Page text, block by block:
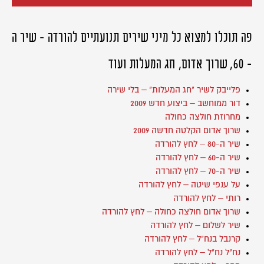
פה תוכלו למצוא כל מיני שירים תנועתיים להורדה - שיר ה
- 60, שרוך אדום, חג המעלות ועוד
פלייבק לשיר "חג המעלות" – בלי שירה
דור ממוחשב – ביצוע חדש 2009
מחרוזת חולצה כחולה
שרוך אדום הקלטה חדשה 2009
שיר ה-80 – לחץ להורדה
שיר ה-60 – לחץ להורדה
שיר ה-70 – לחץ להורדה
על ענפי שיטה – לחץ להורדה
רותי – לחץ להורדה
שרוך אדום חולצה כחולה – לחץ להורדה
שיר לשלום – לחץ להורדה
קרנבל בנח"ל – לחץ להורדה
נח"ל נח"ל – לחץ להורדה